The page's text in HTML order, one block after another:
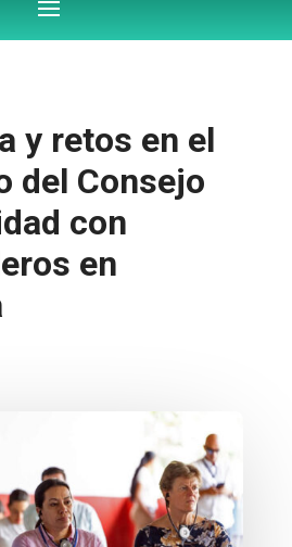
y retos en el
del Consejo
con
en